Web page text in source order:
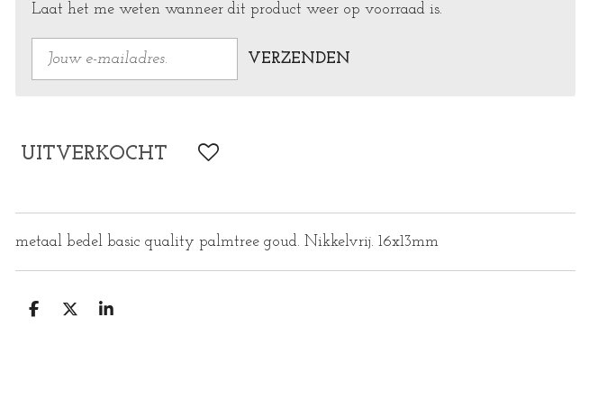
Laat het me weten wanneer dit product weer op voorraad is.
VERZENDEN
UITVERKOCHT
metaal bedel basic quality palmtree goud. Nikkelvrij. 16x13mm
D
D
S